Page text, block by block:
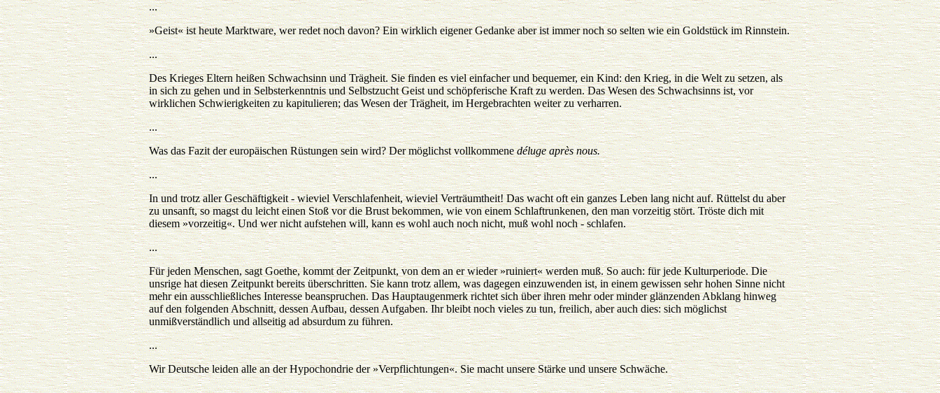
...
»Geist« ist heute Marktware, wer redet noch davon? Ein wirklich eigener Gedanke aber ist immer noch so selten wie ein Goldstück im Rinnstein.
...
Des Krieges Eltern heißen Schwachsinn und Trägheit. Sie finden es viel einfacher und bequemer, ein Kind: den Krieg, in die Welt zu setzen, als
in sich zu gehen und in Selbsterkenntnis und Selbstzucht Geist und schöpferische Kraft zu werden. Das Wesen des Schwachsinns ist, vor
wirklichen Schwierigkeiten zu kapitulieren; das Wesen der Trägheit, im Hergebrachten weiter zu verharren.
...
Was das Fazit der europäischen Rüstungen sein wird? Der möglichst vollkommenedéluge après nous.
...
In und trotz aller Geschäftigkeit - wieviel Verschlafenheit, wieviel Verträumtheit! Das wacht oft ein ganzes Leben lang nicht auf. Rüttelst du aber
zu unsanft, so magst du leicht einen Stoß vor die Brust bekommen, wie von einem Schlaftrunkenen, den man vorzeitig stört. Tröste dich mit
diesem »vorzeitig«. Und wer nicht aufstehen will, kann es wohl auch noch nicht, muß wohl noch - schlafen.
...
Für jeden Menschen, sagt Goethe, kommt der Zeitpunkt, von dem an er wieder »ruiniert« werden muß. So auch: für jede Kulturperiode. Die
unsrige hat diesen Zeitpunkt bereits überschritten. Sie kann trotz allem, was dagegen einzuwenden ist, in einem gewissen sehr hohen Sinne nicht
mehr ein ausschließliches Interesse beanspruchen. Das Hauptaugenmerk richtet sich über ihren mehr oder minder glänzenden Abklang hinweg
auf den folgenden Abschnitt, dessen Aufbau, dessen Aufgaben. Ihr bleibt noch vieles zu tun, freilich, aber auch dies: sich möglichst
unmißverständlich und allseitig ad absurdum zu führen.
...
Wir Deutsche leiden alle an der Hypochondrie der »Verpflichtungen«. Sie macht unsere Stärke und unsere Schwäche.